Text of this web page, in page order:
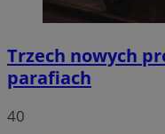
Trzech nowych
parafiach
40